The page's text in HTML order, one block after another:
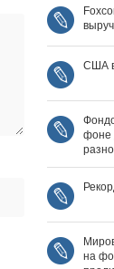
США
фоне
на